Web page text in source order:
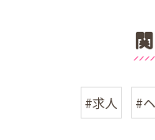
#求人 #